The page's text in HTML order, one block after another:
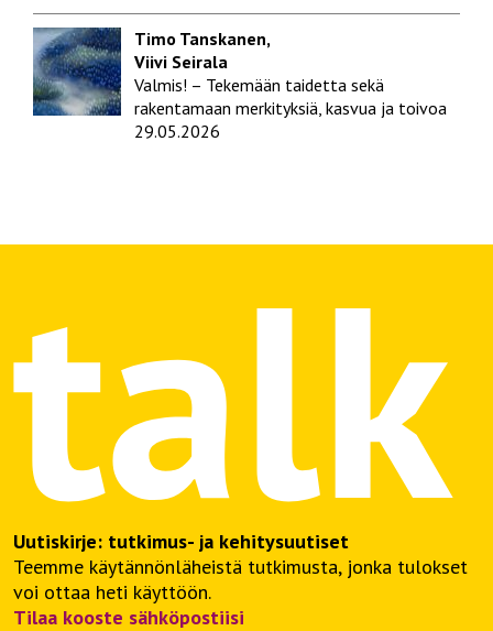
Timo Tanskanen,
Viivi Seirala
Valmis! – Tekemään taidetta sekä
rakentamaan merkityksiä, kasvua ja toivoa
29.05.2026
Uutiskirje: tutkimus- ja kehitysuutiset
Teemme käytännönläheistä tutkimusta, jonka tulokset
voi ottaa heti käyttöön.
Tilaa kooste sähköpostiisi